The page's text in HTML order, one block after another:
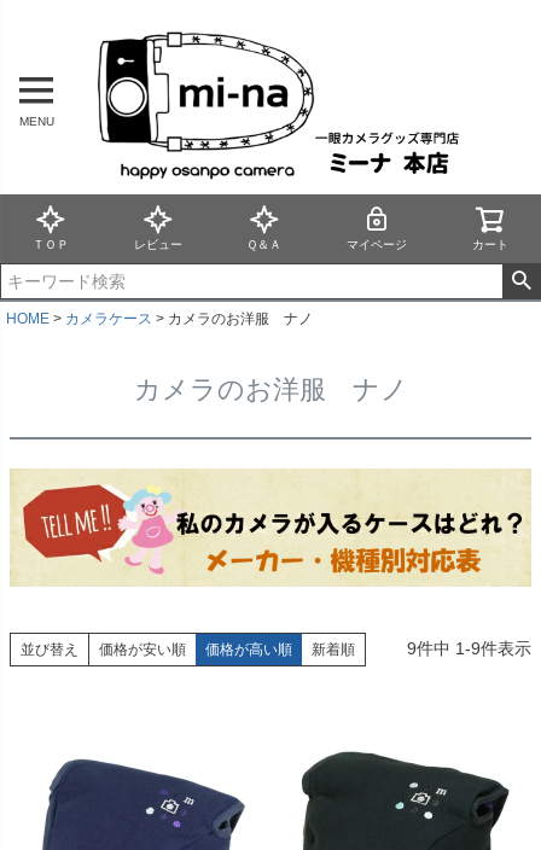
MENU
ＴＯＰ レビュー Ｑ＆Ａ マイページ カート
HOME カメラケース カメラのお洋服 ナノ
カメラのお洋服 ナノ
並び替え 価格が安い順 価格が高い順 新着順 9件中 1-9件表示